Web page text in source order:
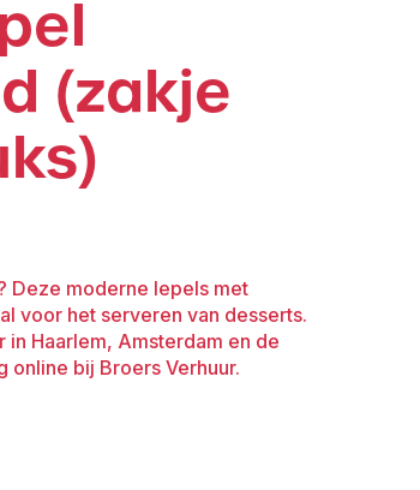
(zakje
Deze moderne lepels met
voor het serveren van desserts.
in Haarlem, Amsterdam en de
online bij Broers Verhuur.